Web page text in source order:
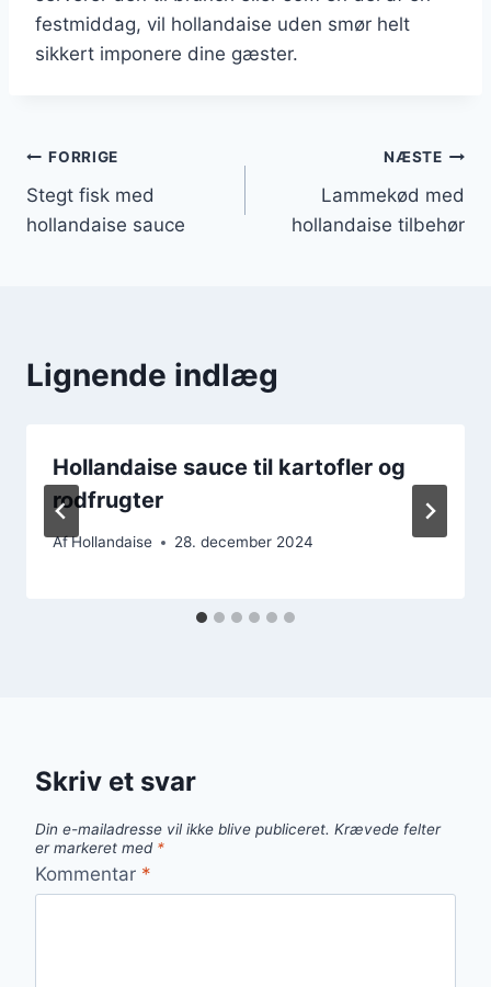
festmiddag, vil hollandaise uden smør helt
sikkert imponere dine gæster.
Indlægsnavigation
FORRIGE
Stegt fisk med
hollandaise sauce
NÆSTE
Lammekød med
hollandaise tilbehør
Lignende indlæg
Hollandaise sauce til kartofler og
rodfrugter
AfHollandaise 28. december 2024
Skriv et svar
Din e-mailadresse vil ikke blive publiceret. Krævede felter
er markeret med *
Kommentar *